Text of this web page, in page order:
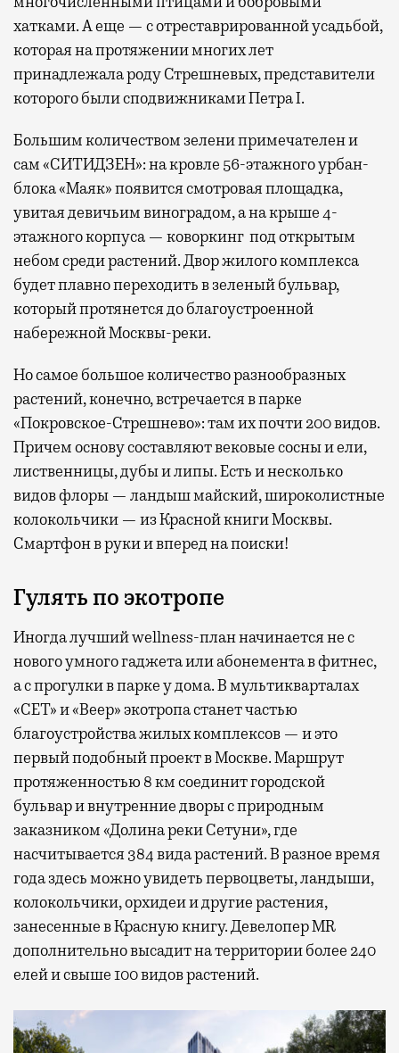
хатками. А еще — с отреставрированной усадьбой,
которая на протяжении многих лет
принадлежала роду Стрешневых, представители
которого были сподвижниками Петра I.
Большим количеством зелени примечателен и
сам «СИТИДЗЕН»: на кровле 56-этажного урбан-
блока «Маяк» появится смотровая площадка,
увитая девичьим виноградом, а на крыше 4-
этажного корпуса — коворкинг под открытым
небом среди растений. Двор жилого комплекса
будет плавно переходить в зеленый бульвар,
который протянется до благоустроенной
набережной Москвы-реки.
Но самое большое количество разнообразных
растений, конечно, встречается в парке
«Покровское-Стрешнево»: там ихпочти 200 видов.
Причем основу составляют вековые сосны и ели,
лиственницы, дубы и липы. Есть и несколько
видов флоры — ландыш майский, широколистные
колокольчики — из Красной книги Москвы.
Смартфон в руки и вперед на поиски!
Гулять по экотропе
Иногда лучший wellness-план начинается не с
нового умного гаджета или абонемента в фитнес,
а с прогулки в парке у дома. В мультикварталах
«СЕТ» и «Веер» экотропа станет частью
благоустройства жилых комплексов — и это
первый подобный проект в Москве. Маршрут
протяженностью 8 км соединит городской
бульвар и внутренние дворы с природным
заказником «Долина реки Сетуни», где
насчитывается 384 вида растений. В разное время
года здесь можно увидеть первоцветы, ландыши,
колокольчики, орхидеи и другие растения,
занесенные в Красную книгу. Девелопер MR
дополнительно высадит на территории более 240
елей и свыше 100 видов растений.